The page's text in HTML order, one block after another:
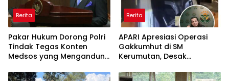
Berita
Pakar Hukum Dorong Polri
Tindak Tegas Konten
Medsos yang Mengandung
Berita
APARI Apresiasi Operasi
Gakkumhut di SM
Kerumutan, Desak
Jaringan Pembalak Liar